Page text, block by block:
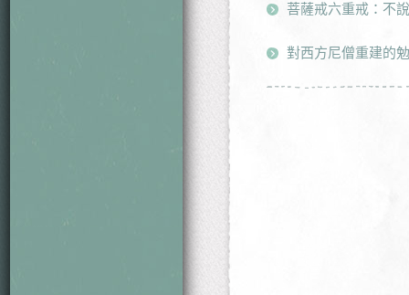
菩薩戒六重戒：不
對西方尼僧重建的